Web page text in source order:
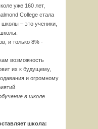
уже 160 лет,
College стала
– это ученики,
и только 8% -
возможность
их к будущему,
и огромному
в школе
школа: